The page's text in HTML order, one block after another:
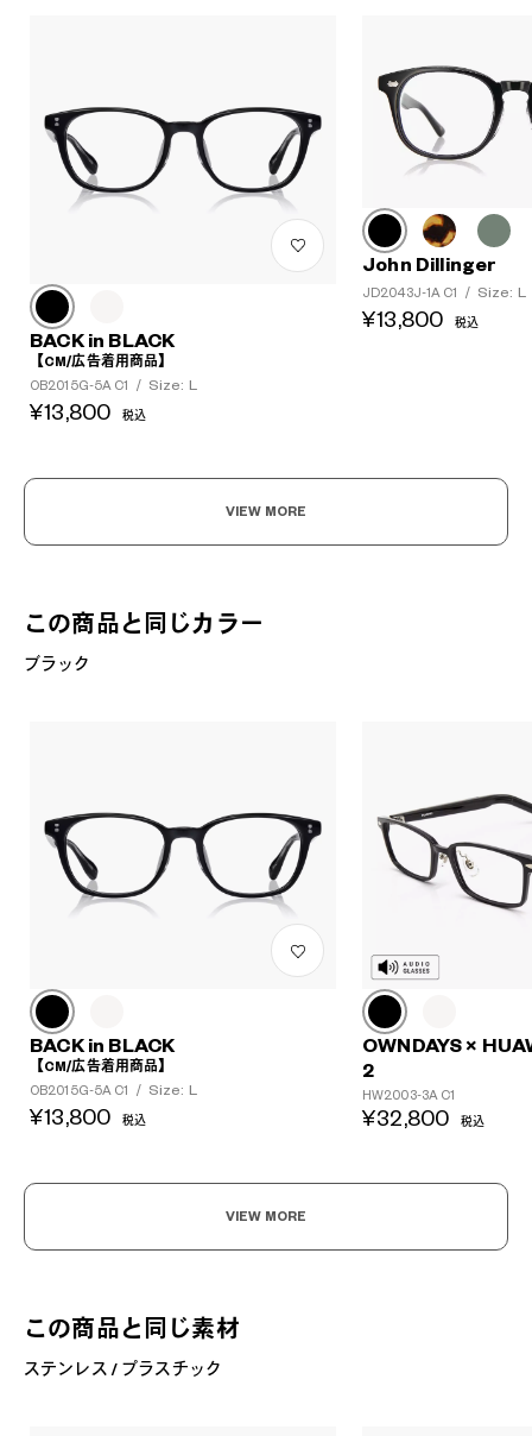
BACK in BLACK
【CM/広告着用商品】
OB2015G-5A C1
/ Size: L
¥13,800 税込
John Dillinger
JD2043J-1A C1 / Size: L
¥13,800 税込
VIEW MORE
この商品と同じカラー
ブラック
BACK in BLACK
【CM/広告着用商品】
OB2015G-5A C1
/ Size: L
¥13,800 税込
OWNDAYS ×
2
HW2003-3A C1
¥32,800 税込
VIEW MORE
この商品と同じ素材
ステンレス / プラスチック